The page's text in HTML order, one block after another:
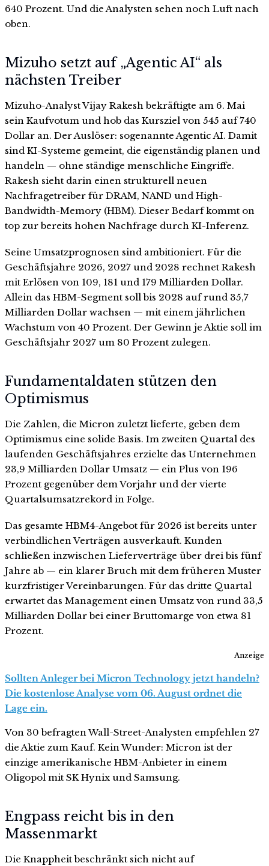
640 Prozent. Und die Analysten sehen noch Luft nach
oben.
Mizuho setzt auf „Agentic AI“ als
nächsten Treiber
Mizuho-Analyst Vijay Rakesh bekräftigte am 6. Mai
sein Kaufvotum und hob das Kursziel von 545 auf 740
Dollar an. Der Auslöser: sogenannte Agentic AI. Damit
sind KI-Systeme gemeint, die eigenständig planen und
handeln — ohne ständige menschliche Eingriffe.
Rakesh sieht darin einen strukturell neuen
Nachfragetreiber für DRAM, NAND und High-
Bandwidth-Memory (HBM). Dieser Bedarf kommt on
top zur bereits hohen Nachfrage durch KI-Inferenz.
Seine Umsatzprognosen sind ambitioniert. Für die
Geschäftsjahre 2026, 2027 und 2028 rechnet Rakesh
mit Erlösen von 109, 181 und 179 Milliarden Dollar.
Allein das HBM-Segment soll bis 2028 auf rund 35,7
Milliarden Dollar wachsen — mit einem jährlichen
Wachstum von 40 Prozent. Der Gewinn je Aktie soll im
Geschäftsjahr 2027 um 80 Prozent zulegen.
Fundamentaldaten stützen den
Optimismus
Die Zahlen, die Micron zuletzt lieferte, geben dem
Optimismus eine solide Basis. Im zweiten Quartal des
laufenden Geschäftsjahres erzielte das Unternehmen
23,9 Milliarden Dollar Umsatz — ein Plus von 196
Prozent gegenüber dem Vorjahr und der vierte
Quartalsumsatzrekord in Folge.
Das gesamte HBM4-Angebot für 2026 ist bereits unter
verbindlichen Verträgen ausverkauft. Kunden
schließen inzwischen Lieferverträge über drei bis fünf
Jahre ab — ein klarer Bruch mit dem früheren Muster
kurzfristiger Vereinbarungen. Für das dritte Quartal
erwartet das Management einen Umsatz von rund 33,5
Milliarden Dollar bei einer Bruttomarge von etwa 81
Prozent.
Anzeige
Sollten Anleger bei Micron Technology jetzt handeln?
Die kostenlose Analyse vom 06. August ordnet die
Lage ein.
Von 30 befragten Wall-Street-Analysten empfehlen 27
die Aktie zum Kauf. Kein Wunder: Micron ist der
einzige amerikanische HBM-Anbieter in einem
Oligopol mit SK Hynix und Samsung.
Engpass reicht bis in den
Massenmarkt
Die Knappheit beschränkt sich nicht auf